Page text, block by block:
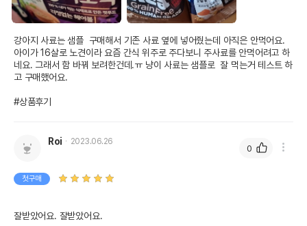
법에 의한 인증,허가 등을
받았음을 확인할수 있는
상세페이지 참조
제조국 또는 원산지 대한민국
제조자,수입품의 경우
전화번호
유통기한
강아지 사료는 샘플  구매해서 기존 사료 옆에 넣어줬는데 아직은 안먹어요.
아이가 16살로 노견이라 요즘 간식 위주로 주다보니 주사료를 안먹어려고 하
네요. 그래서 함 바꿔 보려한건데.ㅠ 냥이 사료는 샘플로  잘 먹는거 테스트 하
고 구매했어요.
#상품후기
Roi 2023.06.26
첫구매
잘받았어요. 잘받았어요.
0